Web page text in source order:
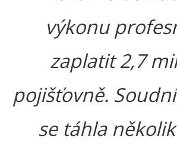
výkonu
zaplatit 2,7
pojišťovně.
se táhla